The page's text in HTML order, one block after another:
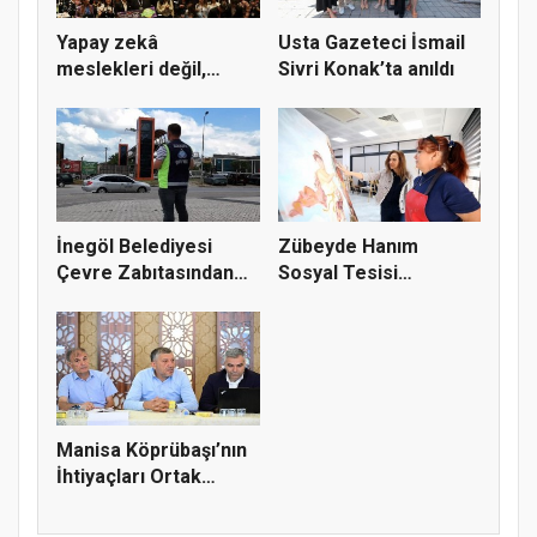
Yapay zekâ
meslekleri değil,
Usta Gazeteci İsmail
Sivri Konak’ta anıldı
İnegöl Belediyesi
Çevre Zabıtasından
Zübeyde Hanım
Sosyal Tesisi
Manisa Köprübaşı’nın
İhtiyaçları Ortak